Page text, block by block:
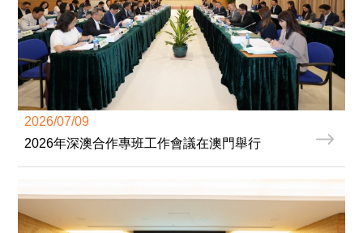
2026/07/09
2026年深澳合作專班工作會議在澳門舉行